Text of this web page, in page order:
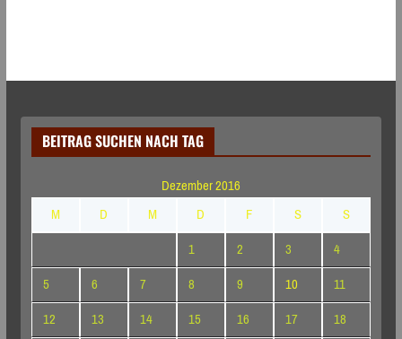
BEITRAG SUCHEN NACH TAG
Dezember 2016
M
D M D F S
S
1
2 3
4
5
6 7 8 9 10
11
12
13 14 15 16 17
18